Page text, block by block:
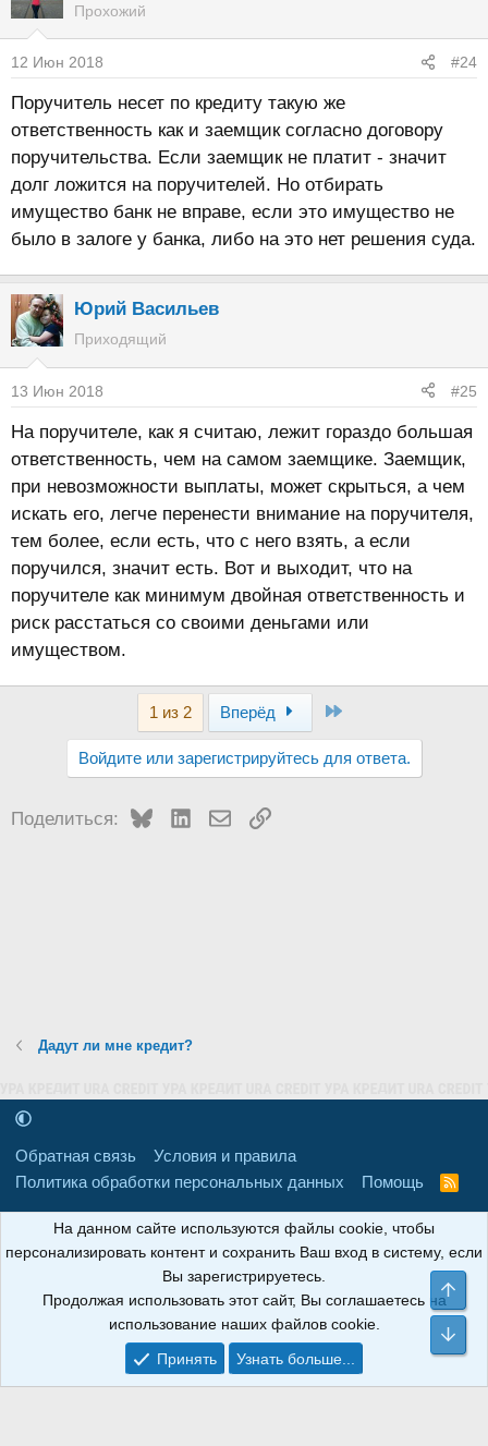
Прохожий
12 Июн 2018 #24
Поручитель несет по кредиту такую же
ответственность как и заемщик согласно договору
поручительства. Если заемщик не платит - значит
долг ложится на поручителей. Но отбирать
имущество банк не вправе, если это имущество не
было в залоге у банка, либо на это нет решения суда.
Юрий Васильев
Приходящий
13 Июн 2018 #25
На поручителе, как я считаю, лежит гораздо большая
ответственность, чем на самом заемщике. Заемщик,
при невозможности выплаты, может скрыться, а чем
искать его, легче перенести внимание на поручителя,
тем более, если есть, что с него взять, а если
поручился, значит есть. Вот и выходит, что на
поручителе как минимум двойная ответственность и
риск расстаться со своими деньгами или
имуществом.
1 из 2 Вперёд
Войдите или зарегистрируйтесь для ответа.
Поделиться: BlueskyLinkedInЭлектронная почта
Ссылка
Дадут ли мне кредит?
Обратная связь
Условия и правила
Политика обработки персональных данных
Помощь
R
Свидетельство о регистрации товарного знака № 665857 от
06.08.2018 г. Сайт не является СМИ. Сделано вРунетЛаб – Сайты и
АНОИНФО; ОГРН: 1247700801700; ИНН/КПП:
9709119500/320001001; Юридический адрес: 241030, Брянская
область, г. Брянск, ул. Мира, д. 96, ком. 124
На данном сайте используются файлы cookie, чтобы
персонализировать контент и сохранить Ваш вход в систему, если
Вы зарегистрируетесь.
Продолжая использовать этот сайт, Вы соглашаетесь на
использование наших файлов cookie.
Принять
Узнать больше...